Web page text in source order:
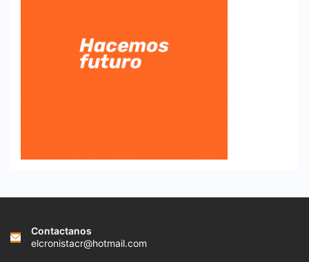
Contactanos
elcronistacr@hotmail.com